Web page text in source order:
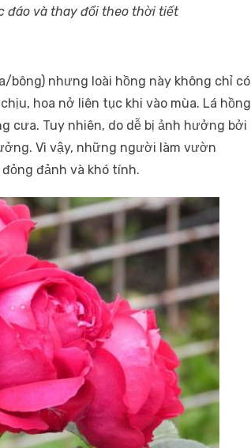
đáo và thay đổi theo thời tiết
bông) nhưng loài hồng này không chỉ có
hoa nở liên tục khi vào mùa. Lá hồng
cưa. Tuy nhiên, do dễ bị ảnh hưởng bởi
Vì vậy, những người làm vườn
đảnh và khó tính.